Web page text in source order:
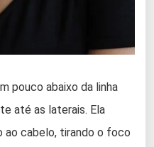
pouco abaixo da linha
até as laterais. Ela
ao cabelo, tirando o foco